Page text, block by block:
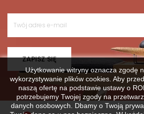
ZAPISZ SIĘ
Użytkowanie witryny oznacza zgodę
wykorzystywanie plików cookies. Aby
naszą ofertę na podstawie ustawy o
potrzebujemy Twojej zgody na
danych osobowych. Dbamy o Twoją